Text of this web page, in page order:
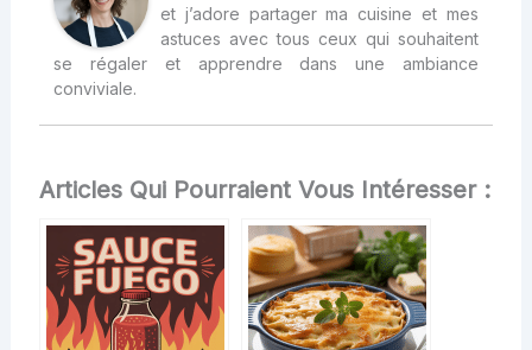
et j’adore partager ma cuisine et mes
astuces avec tous ceux qui souhaitent
se régaler et apprendre dans une ambiance
conviviale.
Articles Qui Pourraient Vous Intéresser :